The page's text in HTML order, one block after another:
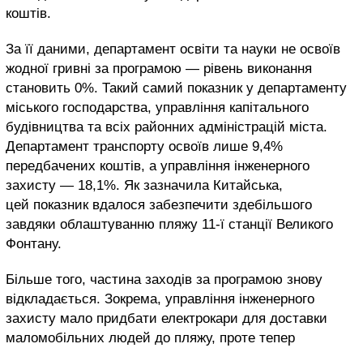
коштів.
За її даними, департамент освіти та науки не освоїв
жодної гривні за програмою — рівень виконання
становить 0%. Такий самий показник у департаменту
міського господарства, управління капітального
будівництва та всіх районних адміністрацій міста.
Департамент транспорту освоїв лише 9,4%
передбачених коштів, а управління інженерного
захисту — 18,1%. Як зазначила Китайська,
цей показник вдалося забезпечити здебільшого
завдяки облаштуванню пляжу 11-ї станції Великого
Фонтану.
Більше того, частина заходів за програмою знову
відкладається. Зокрема, управління інженерного
захисту мало придбати електрокари для доставки
маломобільних людей до пляжу, проте тепер